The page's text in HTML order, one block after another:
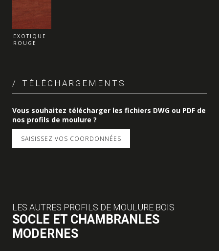
EXOTIQUE
ROUGE
TÉLÉCHARGEMENTS
Vous souhaitez télécharger les fichiers DWG ou PDF de
nos profils de moulure ?
SAISISSEZ VOS COORDONNÉES
LES AUTRES PROFILS DE MOULURE BOIS
SOCLE ET CHAMBRANLES
MODERNES